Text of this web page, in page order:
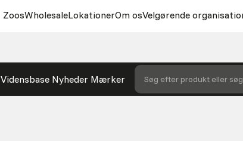
ZoosWholesaleLokationerOm osVelgørende
Vidensbase Nyheder Mærker Søg efter produkt eller